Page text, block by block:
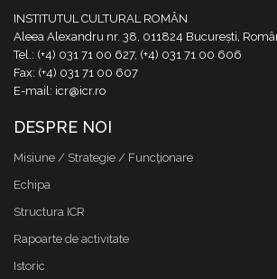
INSTITUTUL CULTURAL ROMÂN
Aleea Alexandru nr. 38, 011824 București,
Tel.: (+4) 031 71 00 627, (+4) 031 71 00 606
Fax: (+4) 031 71 00 607
E-mail: icr@icr.ro
DESPRE NOI
Misiune / Strategie / Funcţionare
Echipa
Structura ICR
Rapoarte de activitate
Istoric